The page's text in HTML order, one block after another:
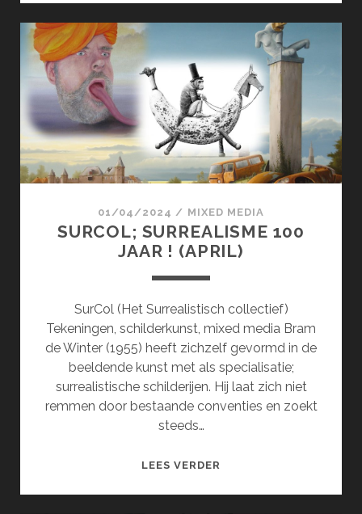
FAIRYTALES
01/04/2024 / MIXED MEDIA
SURCOL; SURREALISME 100
JAAR ! (APRIL)
SurCol (Het Surrealistisch collectief)
Tekeningen, schilderkunst, mixed media Bram
de Winter (1955) heeft zichzelf gevormd in de
beeldende kunst met als specialisatie;
surrealistische schilderijen. Hij laat zich niet
remmen door bestaande conventies en zoekt
steeds…
LEES VERDER